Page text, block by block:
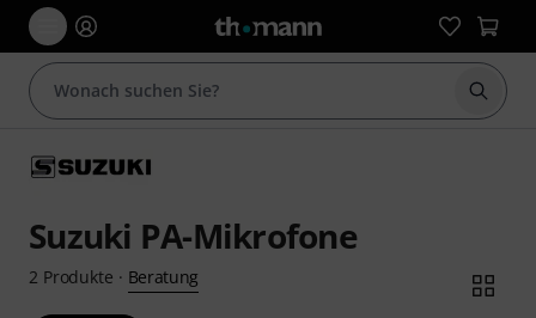
Suche
Suzuki PA-Mikrofone
2 Produkte · Beratung